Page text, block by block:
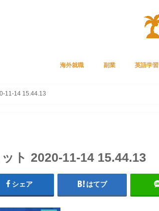
海外就職 副業 英語学習
11-14 15.44.13
ト 2020-11-14 15.44.13
シェア はてブ